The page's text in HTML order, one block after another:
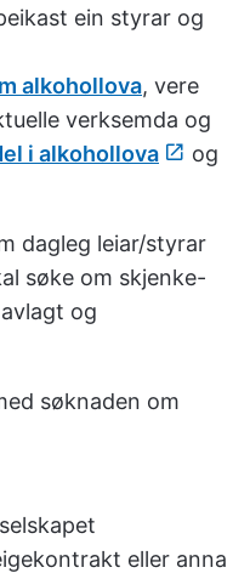
ein styrar og
alkohollova, vere
verksemda og
i alkohollova
og
dagleg leiar/styrar
søke om skjenke-
og
søknaden om
eller anna